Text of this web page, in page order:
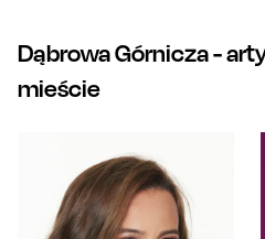
Dąbrowa Górnicza-
mieście